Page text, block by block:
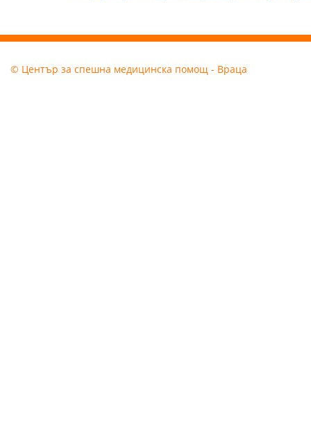
© Център за спешна медицинска помощ - Враца